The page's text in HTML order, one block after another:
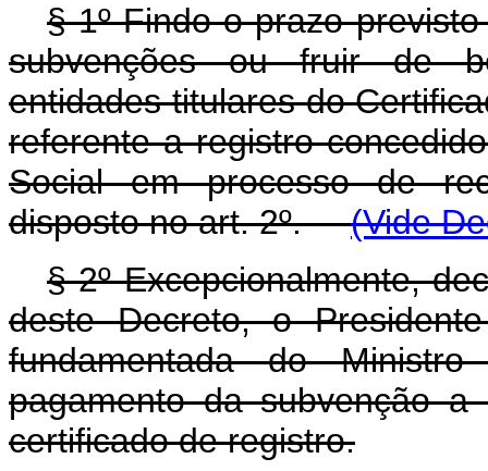
§ 1º Findo o prazo
subvenções ou fruir de
entidades titulares do
referente a registro
Social em processo de
disposto no art. 2º.(Vide
§ 2º Excepcionalmente,
deste Decreto, o
fundamentada do
pagamento da subvenção
certificado de registro.